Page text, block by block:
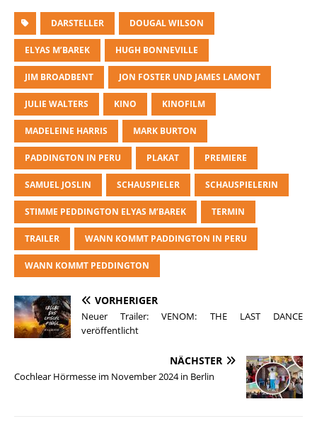
DARSTELLER DOUGAL WILSON
ELYAS M’BAREK HUGH BONNEVILLE
JIM BROADBENT JON FOSTER UND JAMES LAMONT
JULIE WALTERS KINO KINOFILM
MADELEINE HARRIS MARK BURTON
PADDINGTON IN PERU PLAKAT PREMIERE
SAMUEL JOSLIN SCHAUSPIELER SCHAUSPIELERIN
STIMME PEDDINGTON ELYAS M’BAREK TERMIN
TRAILER WANN KOMMT PADDINGTON IN PERU
WANN KOMMT PEDDINGTON
VORHERIGER
Neuer Trailer: VENOM: THE LAST DANCE
veröffentlicht
NÄCHSTER
Cochlear Hörmesse im November 2024 in Berlin